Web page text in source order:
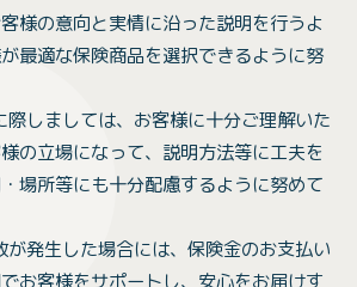
様の意向と実情に沿った説明を行うよ
最適な保険商品を選択できるように努
際しましては、お客様に十分ご理解いた
の立場になって、説明方法等に工夫を
場所等にも十分配慮するように努めて
が発生した場合には、保険金のお支払い
お客様をサポートし、安心をお届けす